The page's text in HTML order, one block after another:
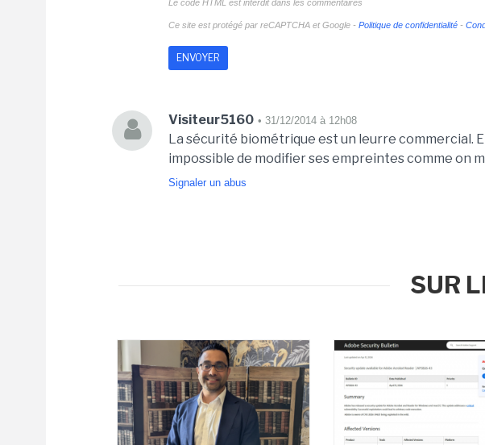
Le code HTML est interdit dans les commentaires
Ce site est protégé par reCAPTCHA et Google - Politique de confidentialité -
Visiteur5160 • 31/12/2014 à 12h08
La sécurité biométrique est un leurre commercial.
impossible de modifier ses empreintes comme on
Signaler un abus
SUR